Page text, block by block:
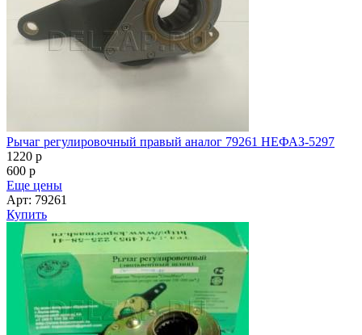
Рычаг регулировочный правый аналог 79261 НЕФАЗ-5297
1220 p
600 p
Еще цены
Арт: 79261
Купить